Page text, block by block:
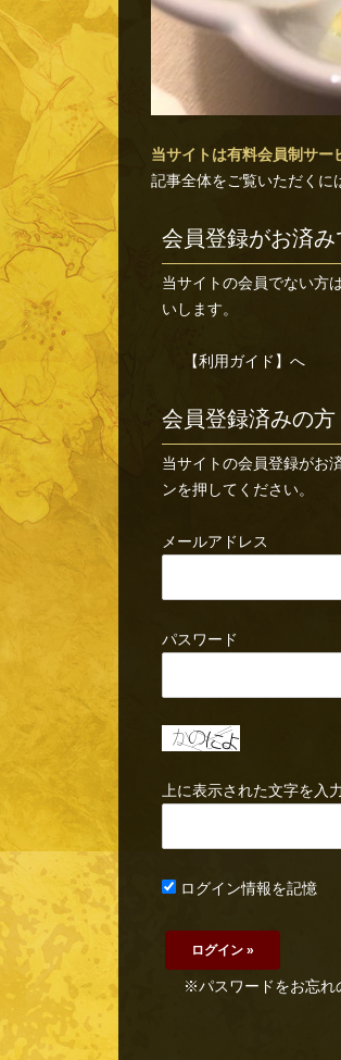
当サイトは有料会員制サー
記事全体をご覧いただくに
会員登録がお済
当サイトの会員でない方
いします。
【利用ガイド】へ
会員登録済みの方
当サイトの会員登録がお
ンを押してください。
メールアドレス
パスワード
上に表示された文字を入
ログイン情報を記憶
※パスワードをお忘れ